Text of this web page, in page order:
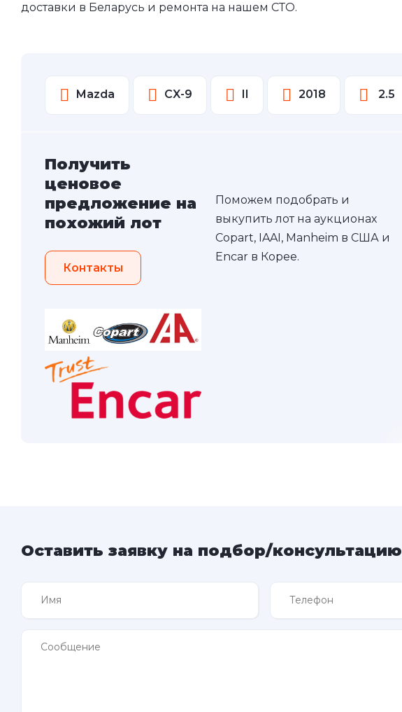
доставки в Беларусь и ремонта на нашем СТО.
Mazda CX-9 II 2018 2.5
Получить
ценовое
предложение на
похожий лот
Контакты
Поможем подобрать и
выкупить лот на аукционах
Copart, IAAI, Manheim в США и
Encar в Корее.
Оставить заявку на подбор/консультацию